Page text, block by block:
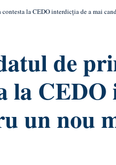
la CEDO interdicția de a mai
de
la
un nou